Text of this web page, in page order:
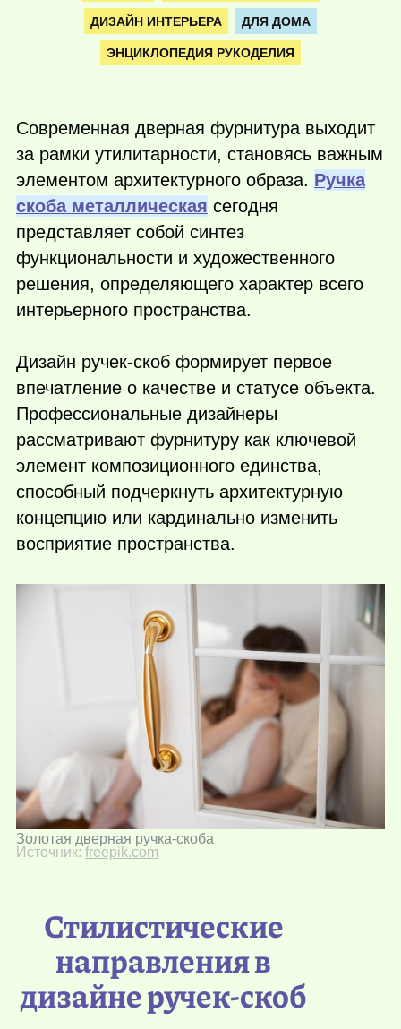
ДИЗАЙН ИНТЕРЬЕРА ДЛЯ ДОМА
ЭНЦИКЛОПЕДИЯ РУКОДЕЛИЯ
Современная дверная фурнитура выходит
за рамки утилитарности, становясь важным
элементом архитектурного образа. Ручка
скоба металлическая сегодня
представляет собой синтез
функциональности и художественного
решения, определяющего характер всего
интерьерного пространства.
Дизайн ручек-скоб формирует первое
впечатление о качестве и статусе объекта.
Профессиональные дизайнеры
рассматривают фурнитуру как ключевой
элемент композиционного единства,
способный подчеркнуть архитектурную
концепцию или кардинально изменить
восприятие пространства.
Золотая дверная ручка-скоба
Источник: freepik.com
Стилистические
направления в
дизайне ручек-скоб